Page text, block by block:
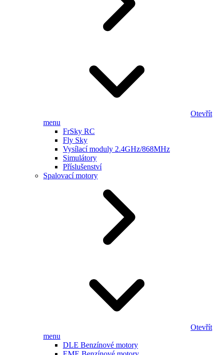
Otevřít
menu
FrSky RC
Fly Sky
Vysílací moduly 2.4GHz/868MHz
Simulátory
Příslušenství
Spalovací motory
Otevřít
menu
DLE Benzínové motory